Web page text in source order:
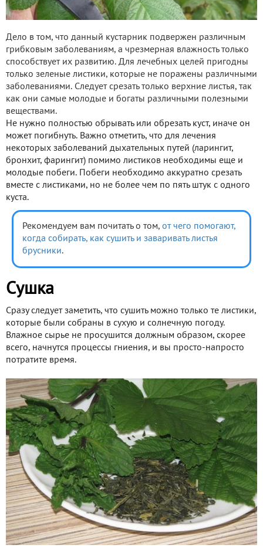
Дело в том, что данный кустарник подвержен различным
грибковым заболеваниям, а чрезмерная влажность только
способствует их развитию. Для лечебных целей пригодны
только зеленые листики, которые не поражены различными
заболеваниями. Следует срезать только верхние листья, так
как они самые молодые и богаты различными полезными
веществами.
Не нужно полностью обрывать или обрезать куст, иначе он
может погибнуть. Важно отметить, что для лечения
некоторых заболеваний дыхательных путей (ларингит,
бронхит, фарингит) помимо листиков необходимы еще и
молодые побеги. Побеги необходимо аккуратно срезать
вместе с листиками, но не более чем по пять штук с одного
куста.
Рекомендуем вам почитать о том, от чего помогают,
когда собирать, как сушить и заваривать листья
брусники.
Сушка
Сразу следует заметить, что сушить можно только те листики,
которые были собраны в сухую и солнечную погоду.
Влажное сырье не просушится должным образом, скорее
всего, начнутся процессы гниения, и вы просто-напросто
потратите время.